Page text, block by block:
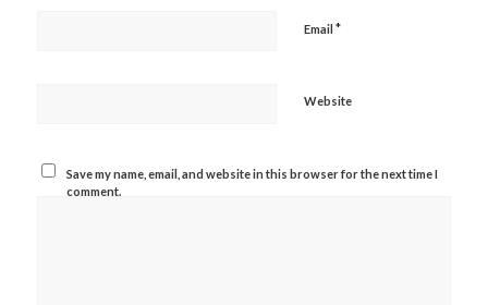
Email *
Website
Save my name, email, and website in this browser for the next time I
comment.